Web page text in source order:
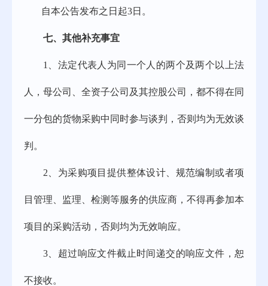
自本公告发布之日起3日。
七、 其他补充事宜
1、 法定代表人为同一个人的两个及两个以上法
人，母公司、全资子公司及其控股公司，都不得在同
一分包的货物采购中同时参与谈判，否则均为无效谈
判。
2、 为采购项目提供整体设计、规范编制或者项
目管理、监理、检测等服务的供应商，不得再参加本
项目的采购活动，否则均为无效响应。
3、 超过响应文件截止时间递交的响应文件，恕
不接收。